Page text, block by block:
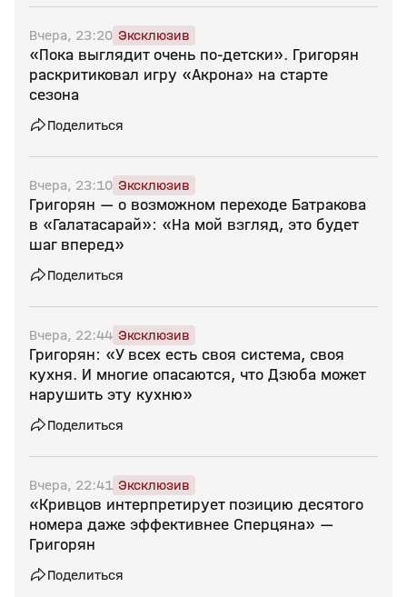
Вчера, 23:20 Эксклюзив
«Пока выглядит очень по‑детски». Григорян
раскритиковал игру «Акрона» на старте
сезона
Поделиться
Вчера, 23:10 Эксклюзив
Григорян — о возможном переходе Батракова
в «Галатасарай»: «На мой взгляд, это будет
шаг вперед»
Поделиться
Вчера, 22:44 Эксклюзив
Григорян: «У всех есть своя система, своя
кухня. И многие опасаются, что Дзюба может
нарушить эту кухню»
Поделиться
Вчера, 22:41 Эксклюзив
«Кривцов интерпретирует позицию десятого
номера даже эффективнее Сперцяна» —
Григорян
Поделиться